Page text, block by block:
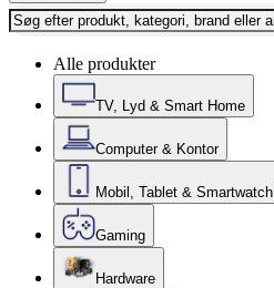
Alle produkter
TV, Lyd & Smart Home
Computer & Kontor
Mobil, Tablet & Smartwatch
Gaming
Hardware